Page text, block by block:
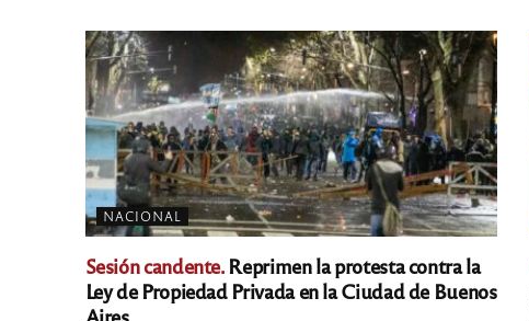
NACIONAL
Sesión candente.Reprimen la protesta contra la
Ley de Propiedad Privada en la Ciudad de Buenos